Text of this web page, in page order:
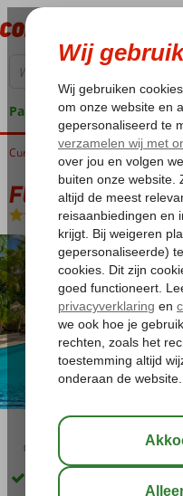
Pakketgarantie
Home
Curaçao Jan Thiel Baai Fly & Go
Fly & Go
Logies-
09:00
Inclusief huurauto